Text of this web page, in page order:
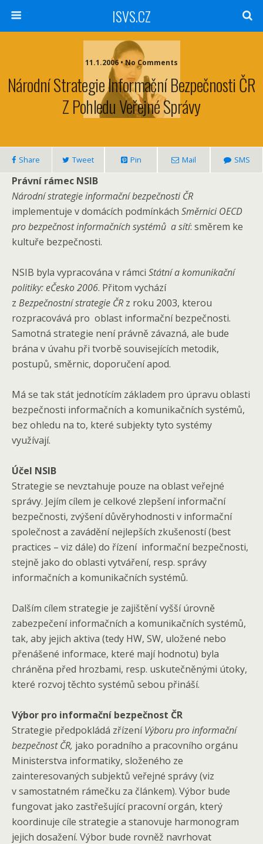
ISVS.CZ
11.1.2006 • No Comments
Národní Strategie Informační Bezpečnosti ČR
Z Pohledu Veřejné Správy
Share Tweet Pin Mail SMS
Právní rámec NSIB
Národní strategie informační bezpečnosti ČR
implementuje v domácích podmínkách Směrnici OECD
pro bezpečnost informačních systémů a sítí: směrem ke
kultuře bezpečnosti.
NSIB byla vypracována v rámci Státní a komunikační
politiky: eČesko 2006. Přitom vychází
z Bezpečnostní strategie ČR z roku 2003, kterou
rozpracovává pro oblast informační bezpečnosti.
Samotná strategie není právně závazná, ale bude
brána v úvahu při tvorbě souvisejících metodik,
postupů, směrnic, doporučení apod.
Má se tak stát jednotícím základem pro úpravu oblasti
bezpečnosti informačních a komunikačních systémů,
bez ohledu na to, které subjekty tyto systémy
využívají.
Účel NSIB
Strategie se nevztahuje pouze na oblast veřejné
správy. Jejím cílem je celkové zlepšení informační
bezpečnosti, zvýšení důvěryhodnosti v informační
společnost a zavádění nejlepších zkušeností (best
practices – viz dále) do řízení informační bezpečnosti,
stejně jako do oblasti vytváření, resp. správy
informačních a komunikačních systémů.
Dalším cílem strategie je zajištění vyšší úrovně
zabezpečení informačních a komunikačních systémů,
tak, aby jejich aktiva (tedy HW, SW, uložené nebo
přenášené informace, které mají hodnotu) byla
chráněna před hrozbami, resp. uskutečněnými útoky,
které rozvoj těchto systémů sebou přináší.
Výbor pro informační bezpečnost ČR
Strategie předpokládá zřízeníVýboru pro informační
bezpečnost ČR, jako poradního a pracovního orgánu
Ministerstva informatiky, složeného ze
zainteresovaných subjektů veřejné správy (viz
v samostatném rámečku za článkem). Výbor bude
fungovat jako zastřešující pracovní orgán, který
koordinuje cíle strategie a stanovuje harmonogram
jejich dosažení. Výbor bude rovněž navrhovat